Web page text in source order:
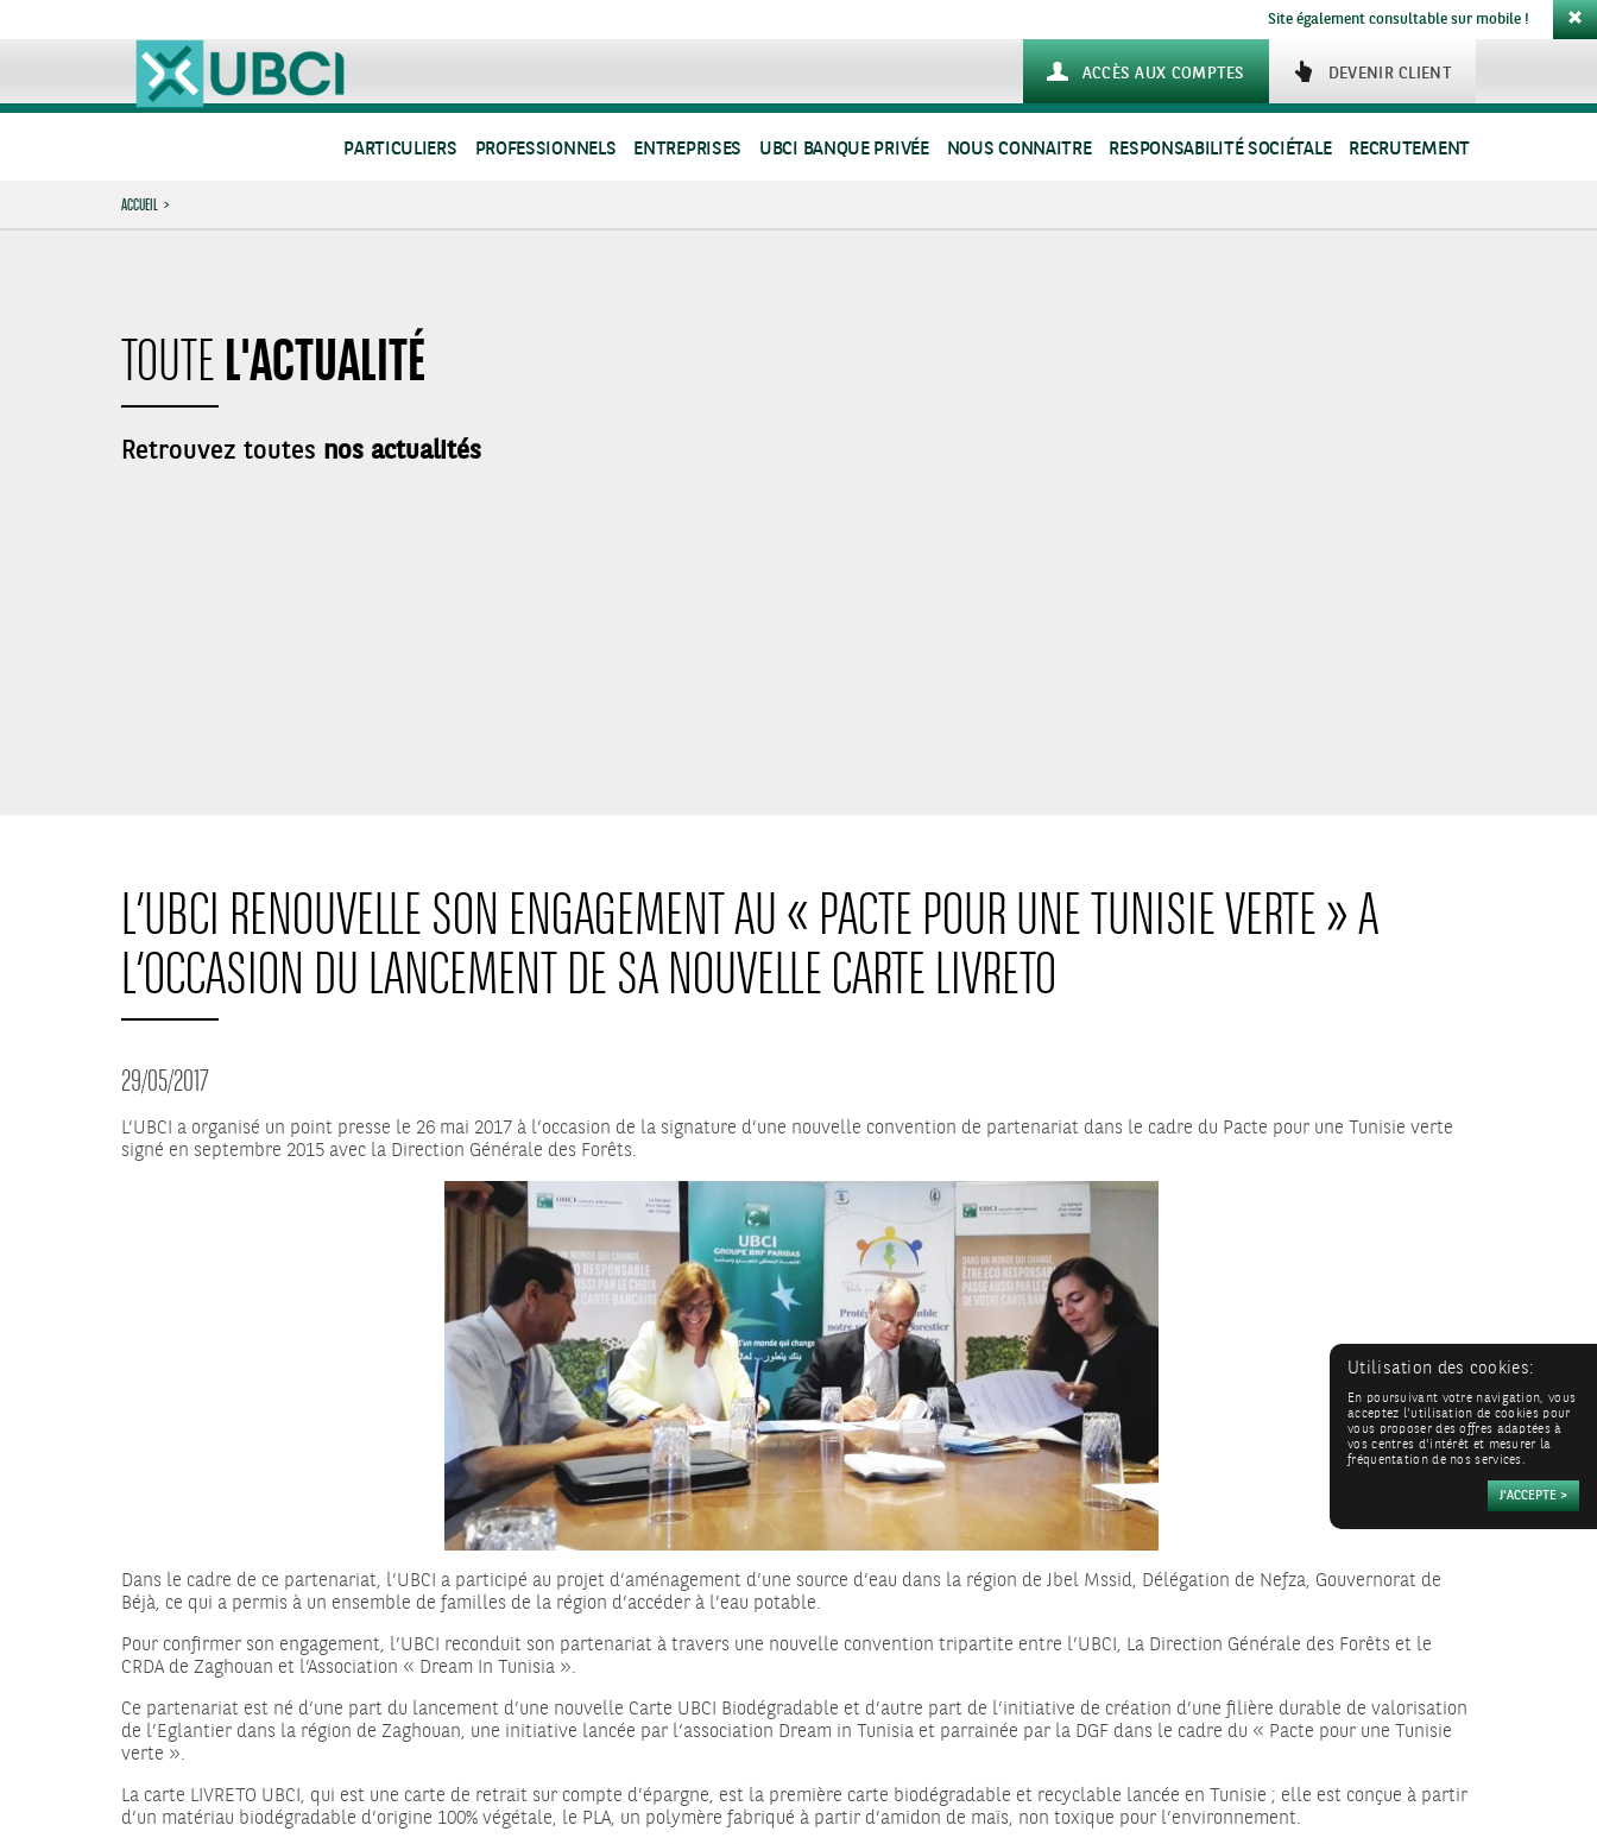
Site également consultable sur mobile !
DEVENIR CLIENT
ACCÈS AUX COMPTES
PARTICULIERS PROFESSIONNELS ENTREPRISES UBCI BANQUE PRIVÉE NOUS CONNAITRE RESPONSABILITÉ SOCIÉTALE RECRUTEMENT
ACCUEIL >
TOUTEL'ACTUALITÉ
Retrouvez toutes nos actualités
L’UBCI RENOUVELLE SON ENGAGEMENT AU « PACTE POUR UNE TUNISIE VERTE » A
L’OCCASION DU LANCEMENT DE SA NOUVELLE CARTE LIVRETO
29/05/2017
L’UBCI a organisé un point presse le 26 mai 2017 à l’occasion de la signature d’une nouvelle convention de partenariat dans le cadre du Pacte pour une Tunisie verte
signé en septembre 2015 avec la Direction Générale des Forêts.
Dans le cadre de ce partenariat, l’UBCI a participé au projet d’aménagement d’une source d’eau dans la région de Jbel Mssid, Délégation de Nefza, Gouvernorat de
Béjà, ce qui a permis à un ensemble de familles de la région d’accéder à l’eau potable.
Pour confirmer son engagement, l’UBCI reconduit son partenariat à travers une nouvelle convention tripartite entre l’UBCI, La Direction Générale des Forêts et le
CRDA de Zaghouan et l’Association « Dream In Tunisia ».
Ce partenariat est né d’une part du lancement d’une nouvelle Carte UBCI Biodégradable et d’autre part de l’initiative de création d’une filière durable de valorisation
de l’Eglantier dans la région de Zaghouan, une initiative lancée par l’association Dream in Tunisia et parrainée par la DGF dans le cadre du « Pacte pour une Tunisie
verte ».
La carte LIVRETO UBCI, qui est une carte de retrait sur compte d’épargne, est la première carte biodégradable et recyclable lancée en Tunisie ; elle est conçue à partir
d’un matériau biodégradable d’origine 100% végétale, le PLA, un polymère fabriqué à partir d’amidon de maïs, non toxique pour l’environnement.
Utilisation des cookies:
En poursuivant votre navigation, vous
acceptez l'utilisation de cookies pour
vous proposer des offres adaptées à
vos centres d'intérêt et mesurer la
fréquentation de nos services.